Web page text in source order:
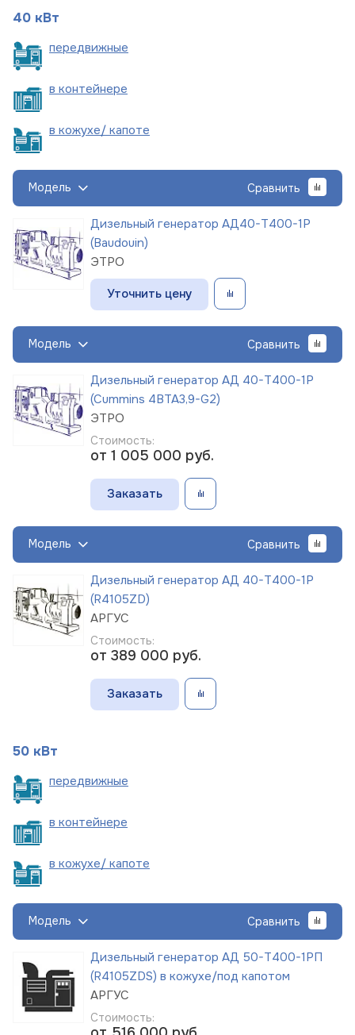
40 кВт
передвижные
в контейнере
в кожухе/ капоте
Модель Сравнить
Дизельный генератор АД40-Т400-1Р
(Baudouin)
ЭТРО
Уточнить цену
Модель Сравнить
Дизельный генератор АД 40-Т400-1Р
(Cummins 4BTA3,9-G2)
ЭТРО
Стоимость:
от 1 005 000 руб.
Заказать
Модель Сравнить
Дизельный генератор АД 40-Т400-1Р
(R4105ZD)
АРГУС
Стоимость:
от 389 000 руб.
Заказать
50 кВт
передвижные
в контейнере
в кожухе/ капоте
Модель Сравнить
Дизельный генератор АД 50-Т400-1РП
(R4105ZDS) в кожухе/под капотом
АРГУС
Стоимость: